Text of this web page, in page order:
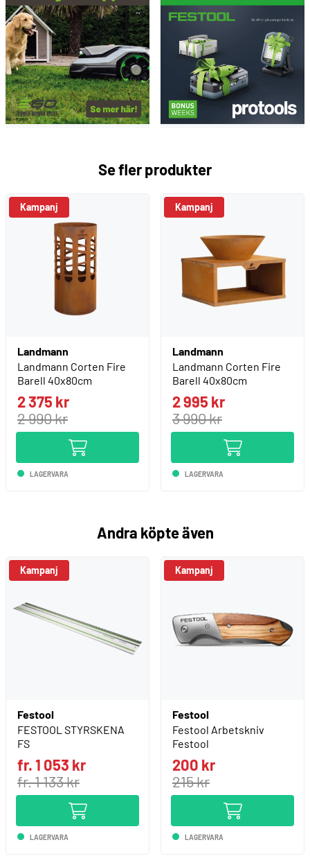
Se fler produkter
Kampanj
Landmann
Landmann Corten Fire
Barell 40x80cm
2 375 kr
2 990 kr
LAGERVARA
Kampanj
Landmann
Landmann Corten Fire
Barell 40x80cm
2 995 kr
3 990 kr
LAGERVARA
Andra köpte även
Kampanj
Festool
FESTOOL STYRSKENA
FS
fr. 1 053 kr
fr. 1 133 kr
LAGERVARA
Kampanj
Festool
Festool Arbetskniv
Festool
200 kr
215 kr
LAGERVARA